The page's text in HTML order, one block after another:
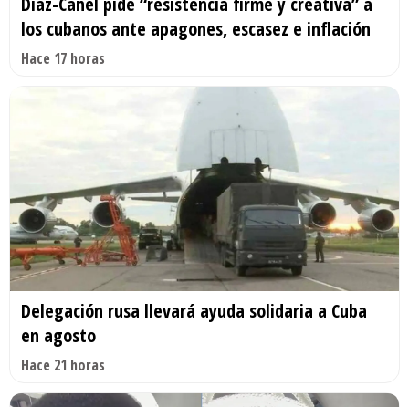
los cubanos ante apagones, escasez e inflación
Hace 17 horas
Delegación rusa llevará ayuda solidaria a Cuba
en agosto
Hace 21 horas